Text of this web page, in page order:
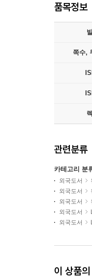
품목정보
쪽수,
관련분류
카테고리 분
외국도서
외국도서
외국도서
외국도서
외국도서
이 상품